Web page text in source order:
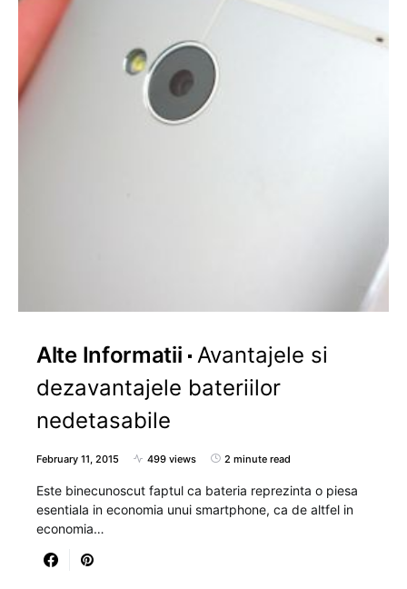
Alte Informatii
Avantajele si
dezavantajele bateriilor
nedetasabile
February 11, 2015 499 views 2 minute read
Este binecunoscut faptul ca bateria reprezinta o piesa
esentiala in economia unui smartphone, ca de altfel in
economia…